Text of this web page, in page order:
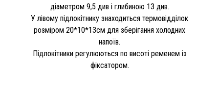
діаметром 9,5 див і глибиною 13 див.
У лівому підлокітнику знаходиться термовідділок
розміром 20*10*13см для зберігання холодних
напоїв.
Підлокітники регулюються по висоті ременем із
фіксатором.